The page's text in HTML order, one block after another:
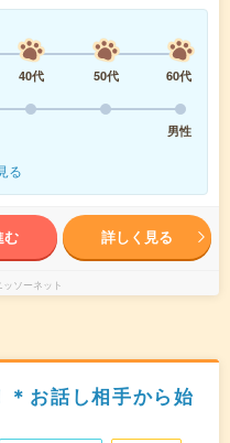
40代 50代
60代
男性
る
む 詳しく見る
ソーネット
お話し相手から始